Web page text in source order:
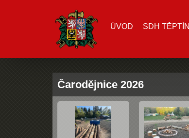
ÚVOD SDH TĚPTÍN
Čarodějnice 2026